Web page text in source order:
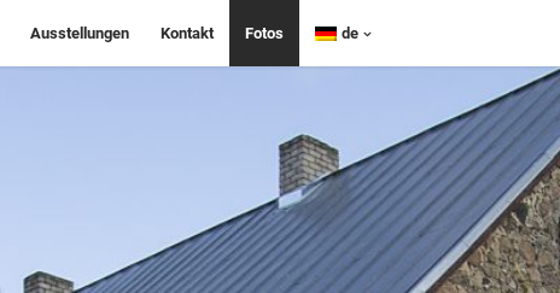
Ausstellungen Kontakt Fotos de